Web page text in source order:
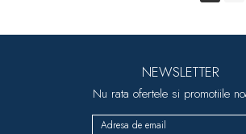
NEWSLETTER
Nu rata ofertele si promotiile